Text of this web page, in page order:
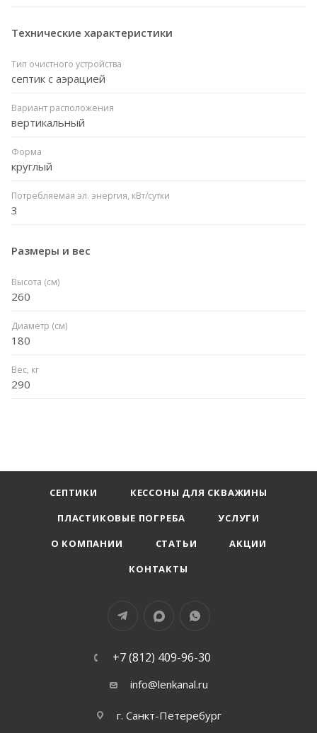
Технические характеристики
Тип очистного устройства
септик с аэрацией
Вариант расположения
вертикальный
Форма
круглый
Потребляемая эл. энергия, кВт/сутки
3
Размеры и вес
Высота (см)
260
Диаметр (см)
180
Вес, кг
290
СЕПТИКИ
КЕССОНЫ ДЛЯ СКВАЖИНЫ
ПЛАСТИКОВЫЕ ПОГРЕБА
УСЛУГИ
О КОМПАНИИ
СТАТЬИ
АКЦИИ
КОНТАКТЫ
+7 (812) 409-96-30
info@lenkanal.ru
г. Санкт-Петеребург